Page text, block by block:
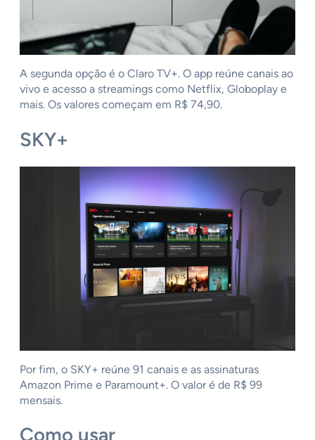
A segunda opção é o Claro TV+. O app reúne canais ao
vivo e acesso a streamings como Netflix, Globoplay e
mais. Os valores começam em R$ 74,90.
SKY+
Por fim, o SKY+ reúne 91 canais e as assinaturas
Amazon Prime e Paramount+. O valor é de R$ 99
mensais.
Como usar